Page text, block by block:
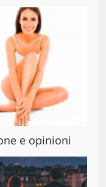
e opinioni